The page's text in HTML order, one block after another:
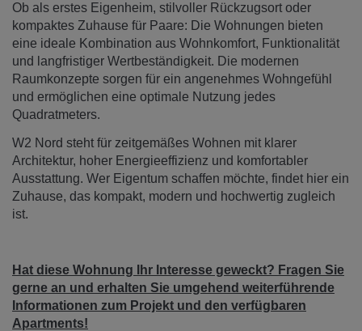
Ob als erstes Eigenheim, stilvoller Rückzugsort oder
kompaktes Zuhause für Paare: Die Wohnungen bieten
eine ideale Kombination aus Wohnkomfort, Funktionalität
und langfristiger Wertbeständigkeit. Die modernen
Raumkonzepte sorgen für ein angenehmes Wohngefühl
und ermöglichen eine optimale Nutzung jedes
Quadratmeters.
W2 Nord steht für zeitgemäßes Wohnen mit klarer
Architektur, hoher Energieeffizienz und komfortabler
Ausstattung. Wer Eigentum schaffen möchte, findet hier ein
Zuhause, das kompakt, modern und hochwertig zugleich
ist.
Hat diese Wohnung Ihr Interesse geweckt? Fragen Sie
gerne an und erhalten Sie umgehend weiterführende
Informationen zum Projekt und den verfügbaren
Apartments!